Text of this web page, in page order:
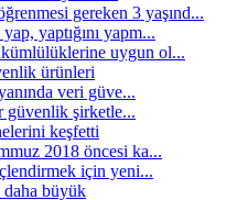
gereken 3 yaşınd...
yaptığını yapm...
uygun ol...
ürünleri
veri güve...
güvenlik şirketle...
keşfetti
2018 öncesi ka...
için yeni...
daha büyük